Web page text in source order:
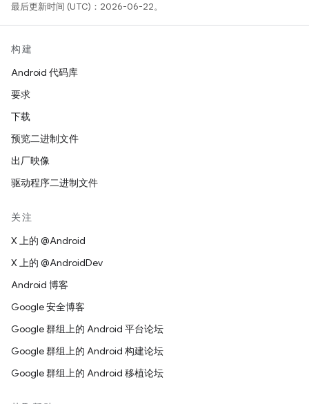
最后更新时间 (UTC)：2026-06-22。
构建
Android 代码库
要求
下载
预览二进制文件
出厂映像
驱动程序二进制文件
关注
X 上的 @Android
X 上的 @AndroidDev
Android 博客
Google 安全博客
Google 群组上的 Android 平台论坛
Google 群组上的 Android 构建论坛
Google 群组上的 Android 移植论坛